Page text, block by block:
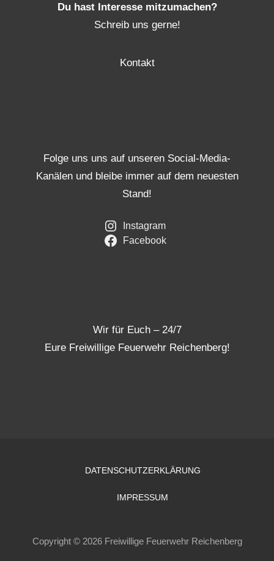
Du hast Interesse mitzumachen?
Schreib uns gerne!
Kontakt
Folge uns uns auf unseren Social-Media-
Kanälen und bleibe immer auf dem neuesten
Stand!
Instagram
Facebook
Wir für Euch – 24/7
Eure Freiwillige Feuerwehr Reichenberg!
DATENSCHUTZERKLÄRUNG
IMPRESSUM
Copyright © 2026 Freiwillige Feuerwehr Reichenberg